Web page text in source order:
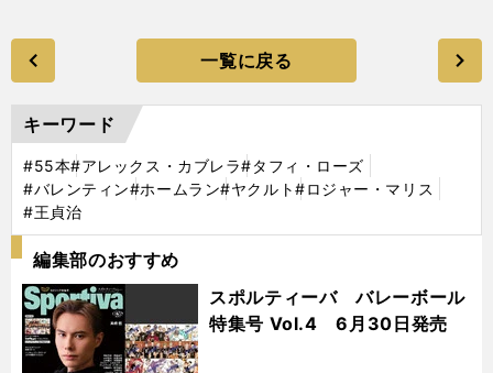
一覧に戻る
キーワード
#55本#アレックス・カブレラ#タフィ・ローズ
#バレンティン#ホームラン#ヤクルト#ロジャー・マリス
#王貞治
編集部のおすすめ
スポルティーバ バレーボール
特集号 Vol.4 6月30日発売